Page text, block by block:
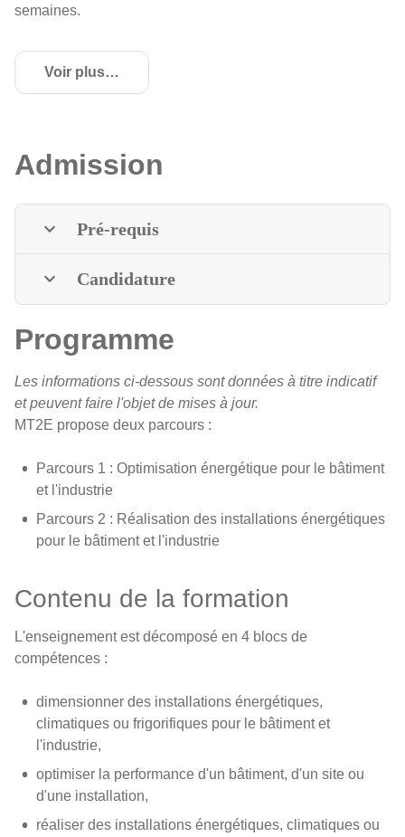
semaines.
Voir plus
de détails
Admission
Pré-requis
Candidature
Programme
Les informations ci-dessous sont données à titre indicatif
et peuvent faire l'objet de mises à jour.
MT2E propose deux parcours :
Parcours 1 : Optimisation énergétique pour le bâtiment
et l'industrie
Parcours 2 : Réalisation des installations énergétiques
pour le bâtiment et l'industrie
Contenu de la formation
L'enseignement est décomposé en 4 blocs de
compétences :
dimensionner des installations énergétiques,
climatiques ou frigorifiques pour le bâtiment et
l'industrie,
optimiser la performance d'un bâtiment, d'un site ou
d'une installation,
réaliser des installations énergétiques, climatiques ou